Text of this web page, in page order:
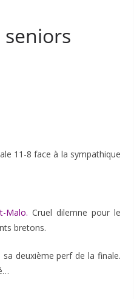
11-8 face à la sympathique
Malo. Cruel dilemne pour le
bretons.
deuxième perf de la finale.